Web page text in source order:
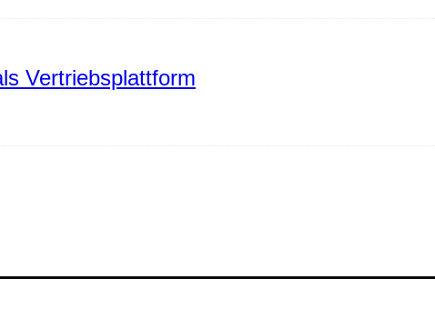
Vertriebsplattform